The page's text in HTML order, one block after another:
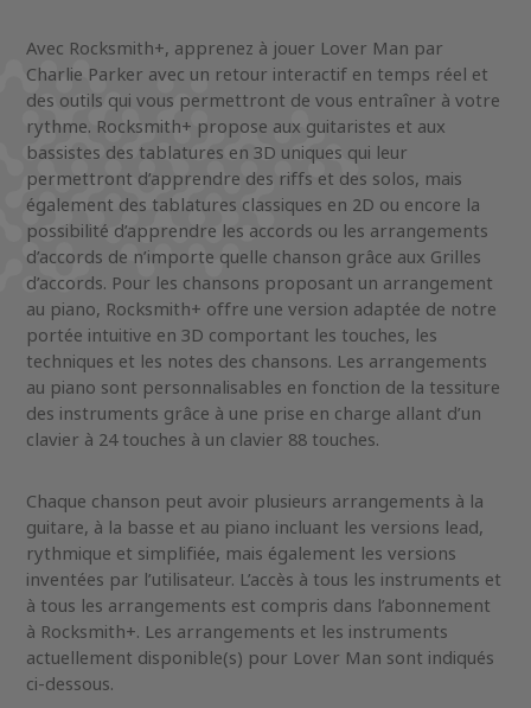
Avec Rocksmith+, apprenez à jouer Lover Man par
Charlie Parker avec un retour interactif en temps réel et
des outils qui vous permettront de vous entraîner à votre
rythme. Rocksmith+ propose aux guitaristes et aux
bassistes des tablatures en 3D uniques qui leur
permettront d’apprendre des riffs et des solos, mais
également des tablatures classiques en 2D ou encore la
possibilité d’apprendre les accords ou les arrangements
d’accords de n’importe quelle chanson grâce aux Grilles
d’accords. Pour les chansons proposant un arrangement
au piano, Rocksmith+ offre une version adaptée de notre
portée intuitive en 3D comportant les touches, les
techniques et les notes des chansons. Les arrangements
au piano sont personnalisables en fonction de la tessiture
des instruments grâce à une prise en charge allant d’un
clavier à 24 touches à un clavier 88 touches.
Chaque chanson peut avoir plusieurs arrangements à la
guitare, à la basse et au piano incluant les versions lead,
rythmique et simplifiée, mais également les versions
inventées par l’utilisateur. L’accès à tous les instruments et
à tous les arrangements est compris dans l’abonnement
à Rocksmith+. Les arrangements et les instruments
actuellement disponible(s) pour Lover Man sont indiqués
ci-dessous.